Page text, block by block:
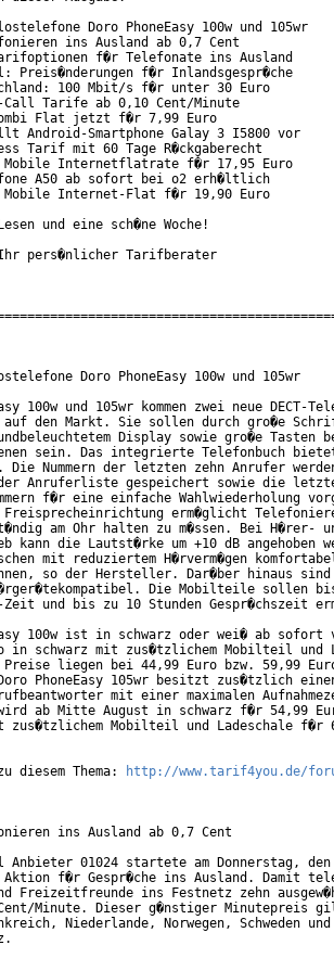
Doro PhoneEasy 100w und 105wr
ins Ausland ab 0,7 Cent
f�r Telefonate ins Ausland
Preis�nderungen f�r Inlandsgespr�che
100 Mbit/s f�r unter 30 Euro
Tarife ab 0,10 Cent/Minute
Flat jetzt f�r 7,99 Euro
Android-Smartphone Galay 3 I5800 vor
Tarif mit 60 Tage R�ckgaberecht
Internetflatrate f�r 17,95 Euro
A50 ab sofort bei o2 erh�ltlich
Internet-Flat f�r 19,90 Euro
und eine sch�ne Woche!
pers�nlicher Tarifberater
Doro PhoneEasy 100w und 105wr
100w und 105wr kommen zwei neue DECT-
auf den Markt. Sie sollen durch gro�e
Display sowie gro�e Tasten
sein. Das integrierte Telefonbuch
Nummern der letzten zehn Anrufer
Anruferliste gespeichert sowie die
f�r eine einfache Wahlwiederholung
erm�glicht
am Ohr halten zu m�ssen. Bei H�rer-
kann die Lautst�rke um +10 dB angehoben
mit reduziertem H�rverm�gen
so der Hersteller. Dar�ber hinaus sind
Die Mobilteile sollen
Zeit und bis zu 10 Stunden
100w ist in schwarz oder wei� ab sofort
in schwarz mit zus�tzlichem Mobilteil und
liegen bei 44,99 Euro bzw. 59,99
PhoneEasy 105wr besitzt zus�tzlich
mit einer maximalen
ab Mitte August in schwarz f�r 54,99
zus�tzlichem Mobilteil und Ladeschale f�r
diesem Thema:
http://www.tarif4you.de/
ins Ausland ab 0,7 Cent
Anbieter 01024 startete am Donnerstag,
Aktion f�r Gespr�che ins Ausland. Damit
Freizeitfreunde ins Festnetz zehn
Cent/Minute. Dieser g�nstiger Minutepreis
Niederlande, Norwegen, Schweden